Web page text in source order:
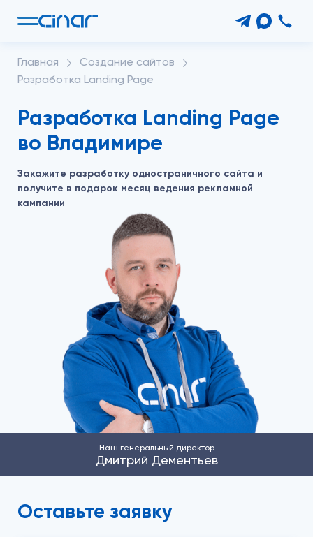
Главная
Создание сайтов
Разработка Landing Page
Разработка Landing Page
во Владимире
Закажите разработку одностраничного сайта и
получите в подарок месяц ведения рекламной
кампании
Наш генеральный директор
Дмитрий Дементьев
Оставьте заявку